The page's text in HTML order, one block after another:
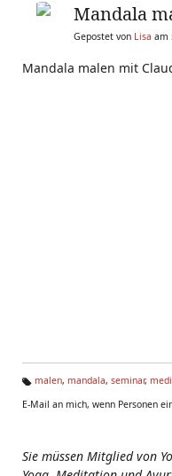
Mandala
Gepostet von Lisa am
Mandala malen mit
g
malen, mandala, seminar,
E-Mail an mich, wenn Personen
Sie müssen Mitglied von